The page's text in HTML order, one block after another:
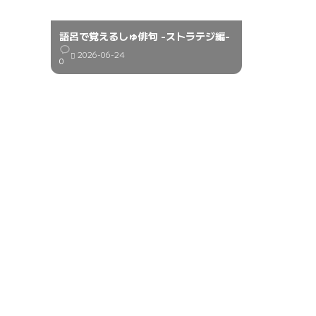
語呂で覚えるしゅ俳句 -ストラテジ編-
0
2026-06-24